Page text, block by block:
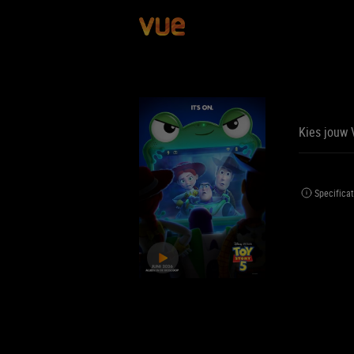
Kies jouw
BIJ